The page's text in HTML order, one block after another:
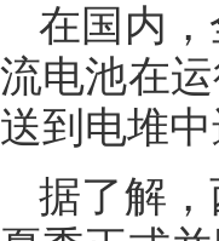
在国内
流电池在
送到电堆
据了解